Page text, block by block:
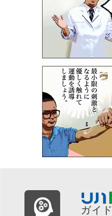
ガイド